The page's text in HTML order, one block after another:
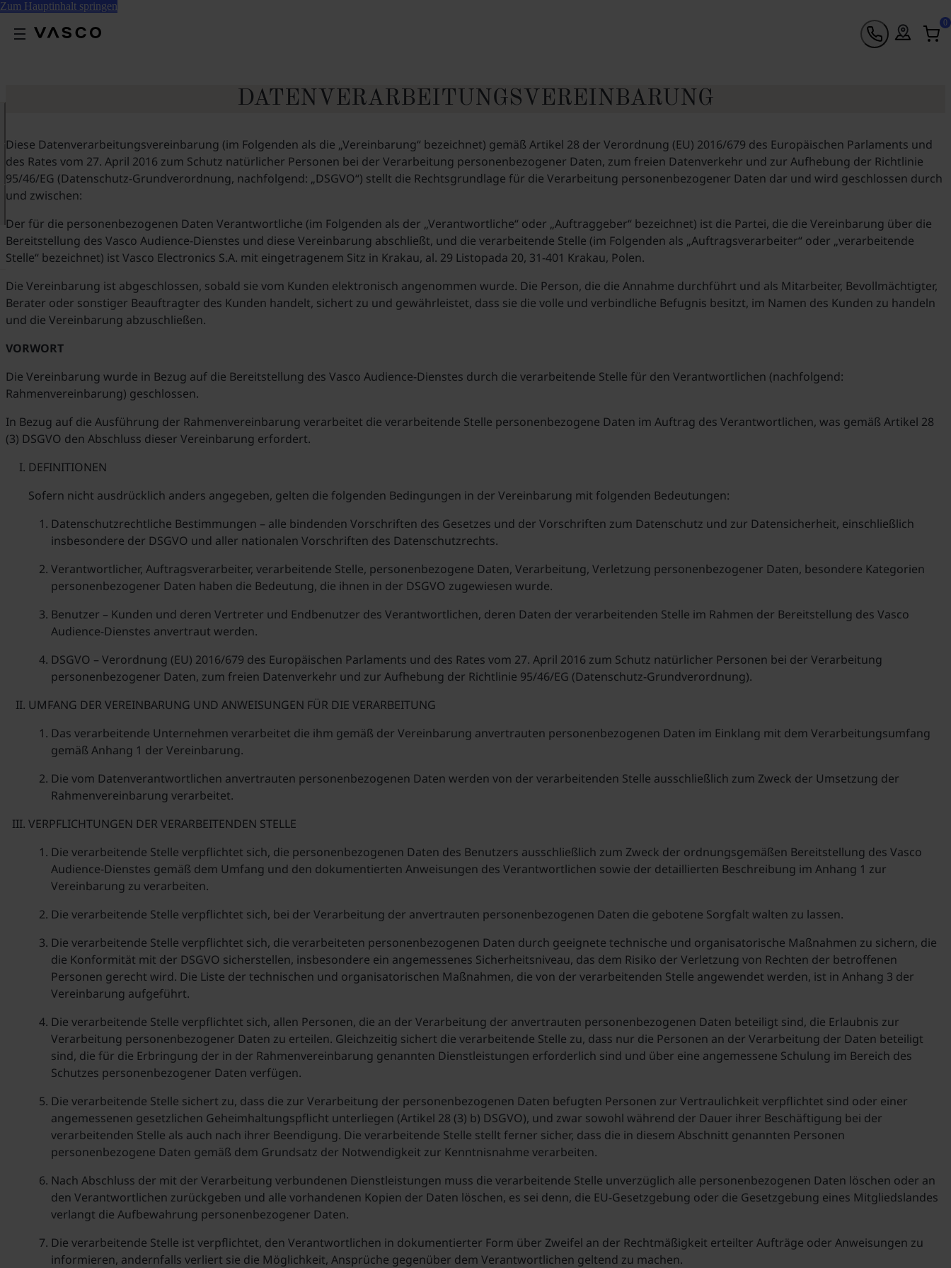
Zum Hauptinhalt springen
0
DATENVERARBEITUNGSVEREINBARUNG
Diese Datenverarbeitungsvereinbarung (im Folgenden als die „Vereinbarung“ bezeichnet) gemäß Artikel 28 der Verordnung (EU) 2016/679 des Europäischen Parlaments und
des Rates vom 27. April 2016 zum Schutz natürlicher Personen bei der Verarbeitung personenbezogener Daten, zum freien Datenverkehr und zur Aufhebung der Richtlinie
95/46/EG (Datenschutz-Grundverordnung, nachfolgend: „DSGVO“) stellt die Rechtsgrundlage für die Verarbeitung personenbezogener Daten dar und wird geschlossen durch
und zwischen:
Der für die personenbezogenen Daten Verantwortliche (im Folgenden als der „Verantwortliche“ oder „Auftraggeber“ bezeichnet) ist die Partei, die die Vereinbarung über die
Bereitstellung des Vasco Audience-Dienstes und diese Vereinbarung abschließt, und die verarbeitende Stelle (im Folgenden als „Auftragsverarbeiter“ oder „verarbeitende
Stelle“ bezeichnet) ist Vasco Electronics S.A. mit eingetragenem Sitz in Krakau, al. 29 Listopada 20, 31-401 Krakau, Polen.
Die Vereinbarung ist abgeschlossen, sobald sie vom Kunden elektronisch angenommen wurde. Die Person, die die Annahme durchführt und als Mitarbeiter, Bevollmächtigter,
Berater oder sonstiger Beauftragter des Kunden handelt, sichert zu und gewährleistet, dass sie die volle und verbindliche Befugnis besitzt, im Namen des Kunden zu handeln
und die Vereinbarung abzuschließen.
VORWORT
Die Vereinbarung wurde in Bezug auf die Bereitstellung des Vasco Audience-Dienstes durch die verarbeitende Stelle für den Verantwortlichen (nachfolgend:
Rahmenvereinbarung) geschlossen.
In Bezug auf die Ausführung der Rahmenvereinbarung verarbeitet die verarbeitende Stelle personenbezogene Daten im Auftrag des Verantwortlichen, was gemäß Artikel 28
(3) DSGVO den Abschluss dieser Vereinbarung erfordert.
DEFINITIONEN
Sofern nicht ausdrücklich anders angegeben, gelten die folgenden Bedingungen in der Vereinbarung mit folgenden Bedeutungen:
Datenschutzrechtliche Bestimmungen – alle bindenden Vorschriften des Gesetzes und der Vorschriften zum Datenschutz und zur Datensicherheit, einschließlich
insbesondere der DSGVO und aller nationalen Vorschriften des Datenschutzrechts.
Verantwortlicher, Auftragsverarbeiter, verarbeitende Stelle, personenbezogene Daten, Verarbeitung, Verletzung personenbezogener Daten, besondere Kategorien
personenbezogener Daten haben die Bedeutung, die ihnen in der DSGVO zugewiesen wurde.
Benutzer – Kunden und deren Vertreter und Endbenutzer des Verantwortlichen, deren Daten der verarbeitenden Stelle im Rahmen der Bereitstellung des Vasco
Audience-Dienstes anvertraut werden.
DSGVO – Verordnung (EU) 2016/679 des Europäischen Parlaments und des Rates vom 27. April 2016 zum Schutz natürlicher Personen bei der Verarbeitung
personenbezogener Daten, zum freien Datenverkehr und zur Aufhebung der Richtlinie 95/46/EG (Datenschutz-Grundverordnung).
UMFANG DER VEREINBARUNG UND ANWEISUNGEN FÜR DIE VERARBEITUNG
Das verarbeitende Unternehmen verarbeitet die ihm gemäß der Vereinbarung anvertrauten personenbezogenen Daten im Einklang mit dem Verarbeitungsumfang
gemäß Anhang 1 der Vereinbarung.
Die vom Datenverantwortlichen anvertrauten personenbezogenen Daten werden von der verarbeitenden Stelle ausschließlich zum Zweck der Umsetzung der
Rahmenvereinbarung verarbeitet.
VERPFLICHTUNGEN DER VERARBEITENDEN STELLE
Die verarbeitende Stelle verpflichtet sich, die personenbezogenen Daten des Benutzers ausschließlich zum Zweck der ordnungsgemäßen Bereitstellung des Vasco
Audience-Dienstes gemäß dem Umfang und den dokumentierten Anweisungen des Verantwortlichen sowie der detaillierten Beschreibung im Anhang 1 zur
Vereinbarung zu verarbeiten.
Die verarbeitende Stelle verpflichtet sich, bei der Verarbeitung der anvertrauten personenbezogenen Daten die gebotene Sorgfalt walten zu lassen.
Die verarbeitende Stelle verpflichtet sich, die verarbeiteten personenbezogenen Daten durch geeignete technische und organisatorische Maßnahmen zu sichern, die
die Konformität mit der DSGVO sicherstellen, insbesondere ein angemessenes Sicherheitsniveau, das dem Risiko der Verletzung von Rechten der betroffenen
Personen gerecht wird. Die Liste der technischen und organisatorischen Maßnahmen, die von der verarbeitenden Stelle angewendet werden, ist in Anhang 3 der
Vereinbarung aufgeführt.
Die verarbeitende Stelle verpflichtet sich, allen Personen, die an der Verarbeitung der anvertrauten personenbezogenen Daten beteiligt sind, die Erlaubnis zur
Verarbeitung personenbezogener Daten zu erteilen. Gleichzeitig sichert die verarbeitende Stelle zu, dass nur die Personen an der Verarbeitung der Daten beteiligt
sind, die für die Erbringung der in der Rahmenvereinbarung genannten Dienstleistungen erforderlich sind und über eine angemessene Schulung im Bereich des
Schutzes personenbezogener Daten verfügen.
Die verarbeitende Stelle sichert zu, dass die zur Verarbeitung der personenbezogenen Daten befugten Personen zur Vertraulichkeit verpflichtet sind oder einer
angemessenen gesetzlichen Geheimhaltungspflicht unterliegen (Artikel 28 (3) b) DSGVO), und zwar sowohl während der Dauer ihrer Beschäftigung bei der
verarbeitenden Stelle als auch nach ihrer Beendigung. Die verarbeitende Stelle stellt ferner sicher, dass die in diesem Abschnitt genannten Personen
personenbezogene Daten gemäß dem Grundsatz der Notwendigkeit zur Kenntnisnahme verarbeiten.
Nach Abschluss der mit der Verarbeitung verbundenen Dienstleistungen muss die verarbeitende Stelle unverzüglich alle personenbezogenen Daten löschen oder an
den Verantwortlichen zurückgeben und alle vorhandenen Kopien der Daten löschen, es sei denn, die EU-Gesetzgebung oder die Gesetzgebung eines Mitgliedslandes
verlangt die Aufbewahrung personenbezogener Daten.
Die verarbeitende Stelle ist verpflichtet, den Verantwortlichen in dokumentierter Form über Zweifel an der Rechtmäßigkeit erteilter Aufträge oder Anweisungen zu
informieren, andernfalls verliert sie die Möglichkeit, Ansprüche gegenüber dem Verantwortlichen geltend zu machen.